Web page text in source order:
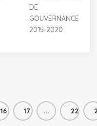
DE
GOUVERNANCE
2015-2020
16 17 ... 22